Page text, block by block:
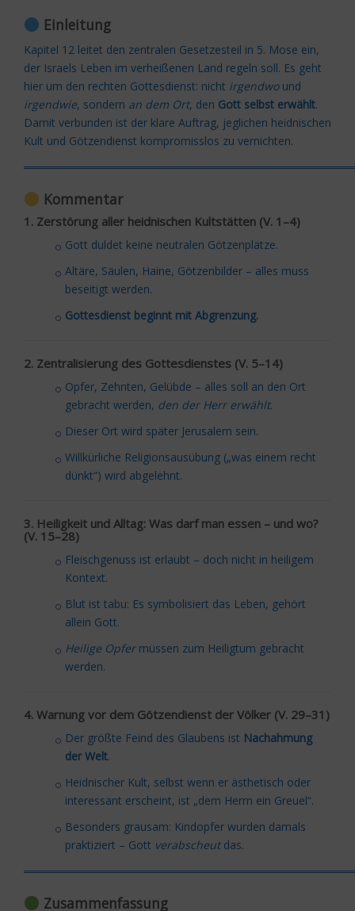
Einleitung
Kapitel 12 leitet den zentralen Gesetzesteil in 5. Mose ein,
der Israels Leben im verheißenen Land regeln soll. Es geht
hier um den rechten Gottesdienst: nicht irgendwound
irgendwie, sondern an dem Ort, den Gott selbst erwählt.
Damit verbunden ist der klare Auftrag, jeglichen heidnischen
Kult und Götzendienst kompromisslos zu vernichten.
Kommentar
1. Zerstörung aller heidnischen Kultstätten (V. 1–4)
Gott duldet keine neutralen Götzenplätze.
Altäre, Säulen, Haine, Götzenbilder – alles muss
beseitigt werden.
Gottesdienst beginnt mit Abgrenzung.
2. Zentralisierung des Gottesdienstes (V. 5–14)
Opfer, Zehnten, Gelübde – alles soll an den Ort
gebracht werden, den der Herr erwählt.
Dieser Ort wird später Jerusalem sein.
Willkürliche Religionsausübung („was einem recht
dünkt“) wird abgelehnt.
3. Heiligkeit und Alltag: Was darf man essen – und wo?
(V. 15–28)
Fleischgenuss ist erlaubt – doch nicht in heiligem
Kontext.
Blut ist tabu: Es symbolisiert das Leben, gehört
allein Gott.
Heilige Opfermüssen zum Heiligtum gebracht
werden.
4. Warnung vor dem Götzendienst der Völker (V. 29–31)
Der größte Feind des Glaubens ist Nachahmung
der Welt.
Heidnischer Kult, selbst wenn er ästhetisch oder
interessant erscheint, ist „dem Herrn ein Greuel“.
Besonders grausam: Kindopfer wurden damals
praktiziert – Gott verabscheutdas.
Zusammenfassung